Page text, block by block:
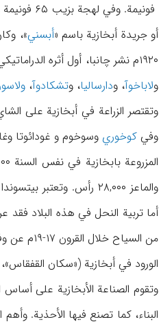
فونیمة. وفي لهجة بزیب ۶۵ فونیمة ویُعتبر الشاعر الأبخازي د.اي.
أو جریدة أبخازیة باسم «أبسني»،
۱۹۲۰م نشر چانبا، أول أثره الدراماتیکي تحت عنوان «المهاجرون». ثم ظهرت آثار عدیدة أخری من النظم والنثر في الآداب الابخازیة، أشهر ممثلیها إي
ولاباخوآ، ودارسالیا، وتشکادوآ،
وتقتصر الزراعة في أبخازیة علی
وفيکوخوري وسوخوم و غودائوتا
والماعز ۲۸,۰۰۰ رأس.
من السیاح خلال القرون ۱۷-۱۹م عن وفرة العسل في أبخازیة. ولاتزال تربیة النحل منتشرة فیها الآن انتشاراً کبیرا. کما تعتبر نوڤي
الورود في أبخازیة («سکان القفقاس»، II/۳۸۴-۳۸۸).
وتقوم الصناعة الأبخازیة علی
البناء، کما تصنع فیها الأحذیة.